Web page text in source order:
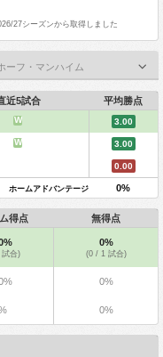
27シーズンから取得しました
ーフ・マンハイム
近5試合 平均勝点
W 3.00
W 3.00
0.00
ホームアドバンテージ 0%
得点 無得点
合)
0%
(0 / 1 試合)
0%
0%